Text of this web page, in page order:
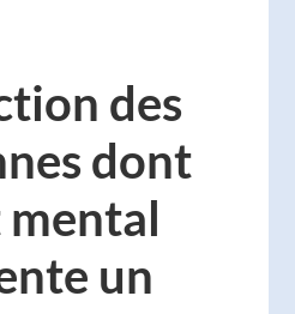
des
dont
mental
un